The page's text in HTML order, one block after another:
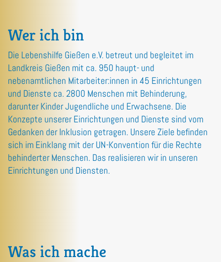
Wer ich bin
Die Lebenshilfe Gießen e.V. betreut und begleitet im
Landkreis Gießen mit ca. 950 haupt- und
nebenamtlichen Mitarbeiter:innen in 45 Einrichtungen
und Dienste ca. 2800 Menschen mit Behinderung,
darunter Kinder Jugendliche und Erwachsene. Die
Konzepte unserer Einrichtungen und Dienste sind vom
Gedanken der Inklusion getragen. Unsere Ziele befinden
sich im Einklang mit der UN-Konvention für die Rechte
behinderter Menschen. Das realisieren wir in unseren
Einrichtungen und Diensten.
Was ich mache